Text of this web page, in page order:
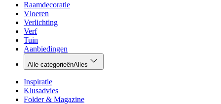
Raamdecoratie
Vloeren
Verlichting
Verf
Tuin
Aanbiedingen
Alle categorieënAlles
Inspiratie
Klusadvies
Folder & Magazine